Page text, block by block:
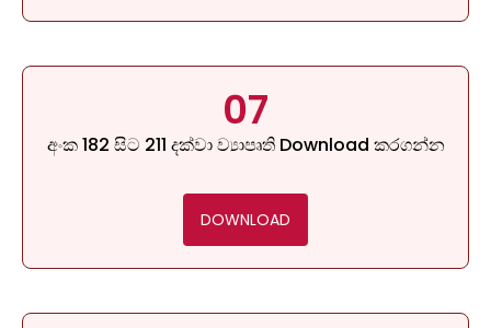
07
අංක 182 සිට 211 දක්වා ව්‍යාපෘති Download කරගන්න
DOWNLOAD